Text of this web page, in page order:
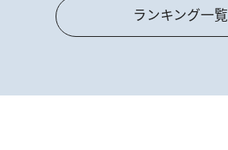
ランキング一覧